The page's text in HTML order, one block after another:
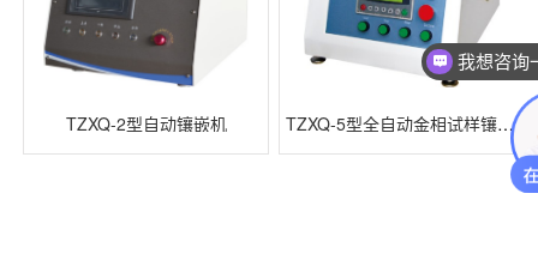
TZXQ-2型自动镶嵌机 TZXQ-5型全自动金相试样镶嵌机
我想咨询